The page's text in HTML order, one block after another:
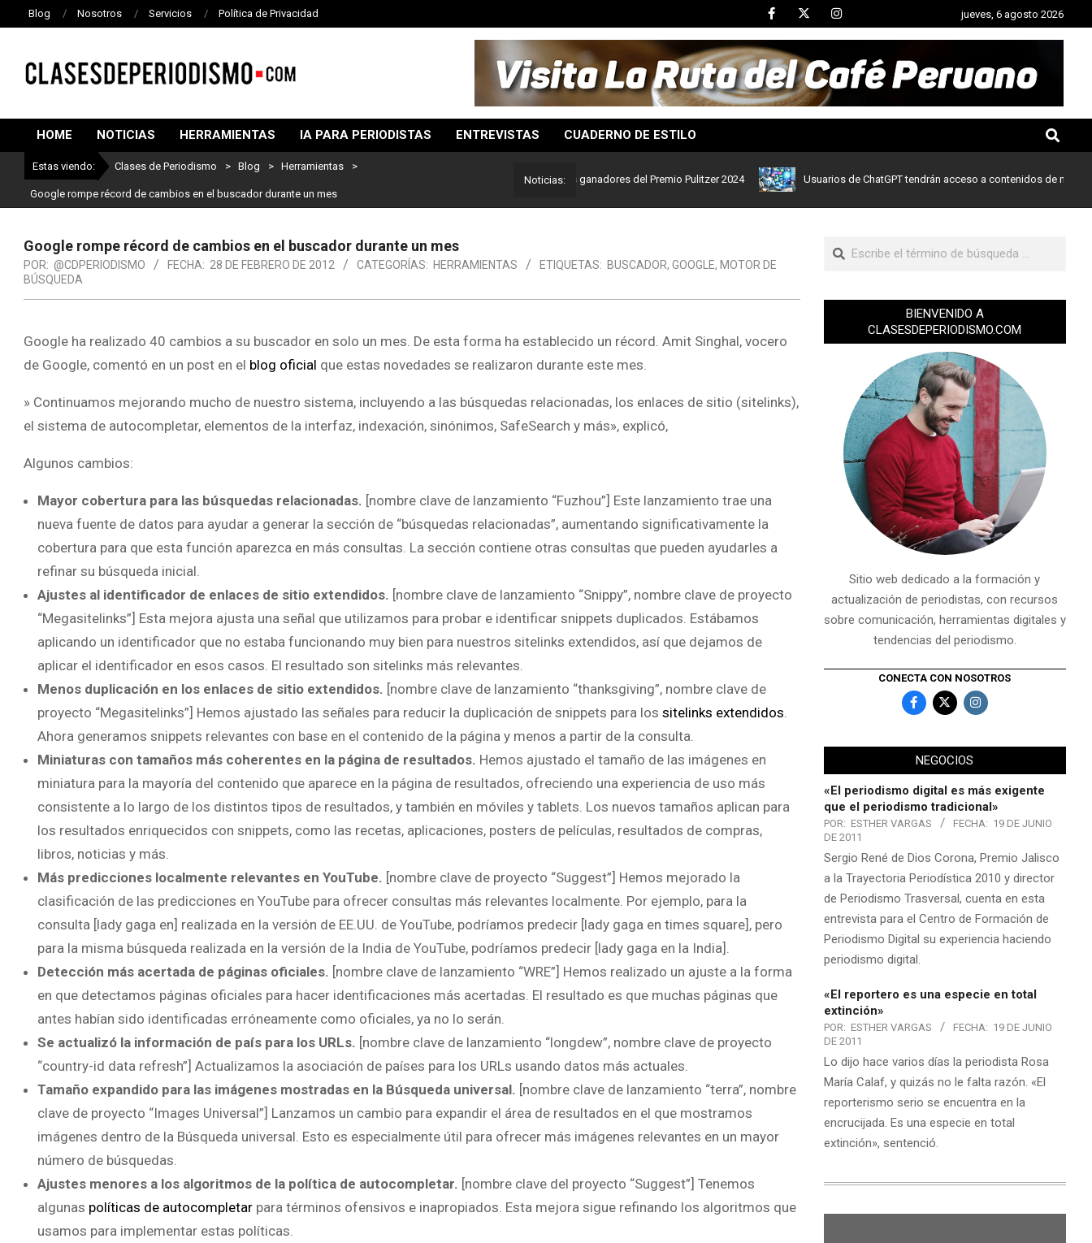
Blog Nosotros Servicios Política de Privacidad jueves, 6 agosto 2026
DE
PERIODISMO
HOME NOTICIAS HERRAMIENTAS IA PARA PERIODISTAS ENTREVISTAS CUADERNO DE ESTILO
Estas viendo: Clases de Periodismo > Blog > Herramientas >
Google rompe récord de cambios en el buscador durante un mes
Noticias:
Lo mejor del periodismo: Estos son los ganadores del Premio Pulitzer 2024 Usuarios de ChatGPT tendrán acceso a contenidos de noticias de Le
Google rompe récord de cambios en el buscador durante un mes
POR: @CDPERIODISMO FECHA: 28 DE FEBRERO DE 2012 CATEGORÍAS: HERRAMIENTAS ETIQUETAS: BUSCADOR, GOOGLE, MOTOR DE
BÚSQUEDA
Google ha realizado 40 cambios a su buscador en solo un mes. De esta forma ha establecido un récord. Amit Singhal, vocero
de Google, comentó en un post en el blog oficial que estas novedades se realizaron durante este mes.
» Continuamos mejorando mucho de nuestro sistema, incluyendo a las búsquedas relacionadas, los enlaces de sitio (sitelinks),
el sistema de autocompletar, elementos de la interfaz, indexación, sinónimos, SafeSearch y más», explicó,
Algunos cambios:
Mayor cobertura para las búsquedas relacionadas. [nombre clave de lanzamiento “Fuzhou”] Este lanzamiento trae una
nueva fuente de datos para ayudar a generar la sección de “búsquedas relacionadas”, aumentando significativamente la
cobertura para que esta función aparezca en más consultas. La sección contiene otras consultas que pueden ayudarles a
refinar su búsqueda inicial.
Ajustes al identificador de enlaces de sitio extendidos. [nombre clave de lanzamiento “Snippy”, nombre clave de proyecto
“Megasitelinks”] Esta mejora ajusta una señal que utilizamos para probar e identificar snippets duplicados. Estábamos
aplicando un identificador que no estaba funcionando muy bien para nuestros sitelinks extendidos, así que dejamos de
aplicar el identificador en esos casos. El resultado son sitelinks más relevantes.
Menos duplicación en los enlaces de sitio extendidos. [nombre clave de lanzamiento “thanksgiving”, nombre clave de
proyecto “Megasitelinks”] Hemos ajustado las señales para reducir la duplicación de snippets para los sitelinks extendidos.
Ahora generamos snippets relevantes con base en el contenido de la página y menos a partir de la consulta.
Miniaturas con tamaños más coherentes en la página de resultados. Hemos ajustado el tamaño de las imágenes en
miniatura para la mayoría del contenido que aparece en la página de resultados, ofreciendo una experiencia de uso más
consistente a lo largo de los distintos tipos de resultados, y también en móviles y tablets. Los nuevos tamaños aplican para
los resultados enriquecidos con snippets, como las recetas, aplicaciones, posters de películas, resultados de compras,
libros, noticias y más.
Más predicciones localmente relevantes en YouTube. [nombre clave de proyecto “Suggest”] Hemos mejorado la
clasificación de las predicciones en YouTube para ofrecer consultas más relevantes localmente. Por ejemplo, para la
consulta [lady gaga en] realizada en la versión de EE.UU. de YouTube, podríamos predecir [lady gaga en times square], pero
para la misma búsqueda realizada en la versión de la India de YouTube, podríamos predecir [lady gaga en la India].
Detección más acertada de páginas oficiales. [nombre clave de lanzamiento “WRE”] Hemos realizado un ajuste a la forma
en que detectamos páginas oficiales para hacer identificaciones más acertadas. El resultado es que muchas páginas que
antes habían sido identificadas erróneamente como oficiales, ya no lo serán.
Se actualizó la información de país para los URLs. [nombre clave de lanzamiento “longdew”, nombre clave de proyecto
“country-id data refresh”] Actualizamos la asociación de países para los URLs usando datos más actuales.
Tamaño expandido para las imágenes mostradas en la Búsqueda universal. [nombre clave de lanzamiento “terra”, nombre
clave de proyecto “Images Universal”] Lanzamos un cambio para expandir el área de resultados en el que mostramos
imágenes dentro de la Búsqueda universal. Esto es especialmente útil para ofrecer más imágenes relevantes en un mayor
número de búsquedas.
Ajustes menores a los algoritmos de la política de autocompletar. [nombre clave del proyecto “Suggest”] Tenemos
algunas políticas de autocompletar para términos ofensivos e inapropiados. Esta mejora sigue refinando los algoritmos que
usamos para implementar estas políticas.
BIENVENIDO A
CLASESDEPERIODISMO.COM
Sitio web dedicado a la formación y
actualización de periodistas, con recursos
sobre comunicación, herramientas digitales y
tendencias del periodismo.
CONECTA CON NOSOTROS
NEGOCIOS
«El periodismo digital es más exigente
que el periodismo tradicional»
POR: ESTHER VARGAS FECHA: 19 DE JUNIO
DE 2011
Sergio René de Dios Corona, Premio Jalisco
a la Trayectoria Periodística 2010 y director
de Periodismo Trasversal, cuenta en esta
entrevista para el Centro de Formación de
Periodismo Digital su experiencia haciendo
periodismo digital.
«El reportero es una especie en total
extinción»
POR: ESTHER VARGAS FECHA: 19 DE JUNIO
DE 2011
Lo dijo hace varios días la periodista Rosa
María Calaf, y quizás no le falta razón. «El
reporterismo serio se encuentra en la
encrucijada. Es una especie en total
extinción», sentenció.